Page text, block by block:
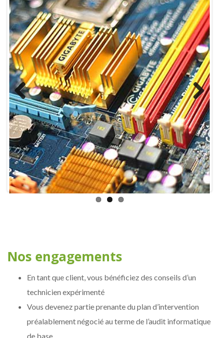
Previous Next
Nos engagements
En tant que client, vous bénéficiez des conseils d’un
technicien expérimenté
Vous devenez partie prenante du plan d’intervention
préalablement négocié au terme de l’audit informatique
de base